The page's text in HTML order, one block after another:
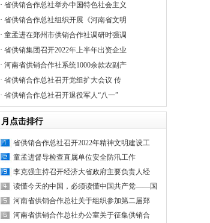
· 省供销合作总社举办中国特色社会主义
· 省供销合作总社组织开展《河南省文明
· 童孟进在郑州市供销合作社调研时强调
· 省供销集团召开2022年上半年出资企业
· 河南省供销合作社系统1000余款农副产
· 省供销合作总社召开党组扩大会议 传
· 省供销合作总社召开退役军人“八一”
月点击排行
省供销合作总社召开2022年精神文明建设工
童孟进督导检查直属单位安全防汛工作
李克强主持召开经济大省政府主要负责人经
读懂今天的中国，必须读懂中国共产党——国
河南省供销合作总社关于组织参加第二届郑
河南省供销合作总社办公室关于征集供销合